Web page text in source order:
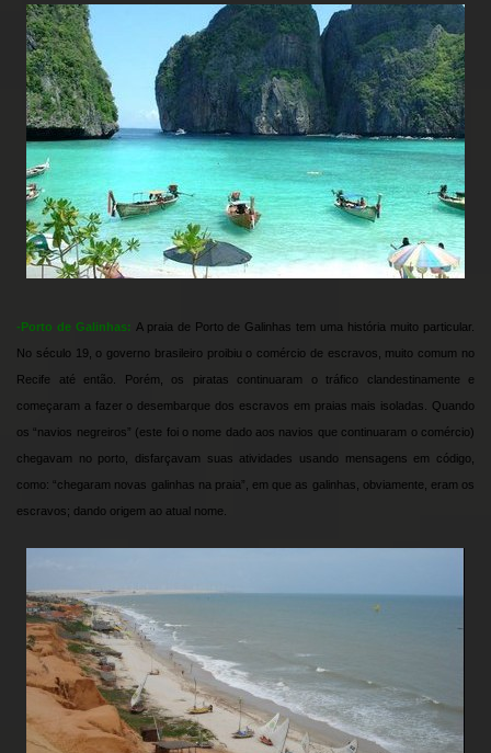
-Porto de Galinhas: A praia de Porto de Galinhas tem uma história muito particular.
No século 19, o governo brasileiro proibiu o comércio de escravos, muito comum no
Recife até então. Porém, os piratas continuaram o tráfico clandestinamente e
começaram a fazer o desembarque dos escravos em praias mais isoladas. Quando
os “navios negreiros” (este foi o nome dado aos navios que continuaram o comércio)
chegavam no porto, disfarçavam suas atividades usando mensagens em código,
como: “chegaram novas galinhas na praia”, em que as galinhas, obviamente, eram os
escravos; dando origem ao atual nome.